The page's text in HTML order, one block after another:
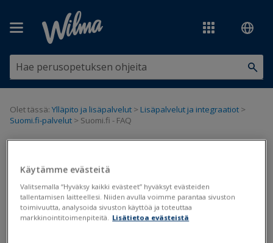
Olet tässä: Ylläpito ja lisäpalvelut > Lisäpalvelut ja integraatiot >
Suomi.fi-palvelut > Suomi.fi - FAQ
Suomi.fi
FAQ
Päivitetty viimeksi: 5.8.2025
Käytämme evästeitä
Valitsemalla “Hyväksy kaikki evästeet” hyväksyt evästeiden
tallentamisen laitteellesi. Niiden avulla voimme parantaa sivuston
toimivuutta, analysoida sivuston käyttöä ja toteuttaa
markkinointitoimenpiteitä.
Lisätietoa evästeistä